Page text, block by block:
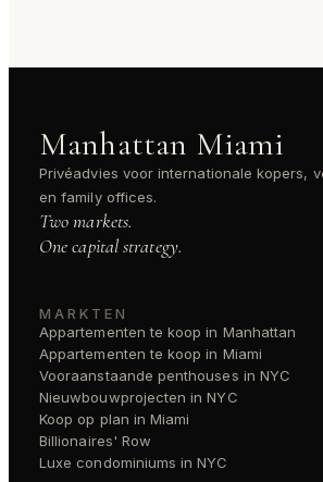
Manhattan Miami
Privéadvies voor internationale kopers,
en family offices.
Two markets.
One capital strategy.
MARKTEN
Appartementen te koop in Manhattan
Appartementen te koop in Miami
Vooraanstaande penthouses in NYC
Nieuwbouwprojecten in NYC
Koop op plan in Miami
Billionaires' Row
Luxe condominiums in NYC